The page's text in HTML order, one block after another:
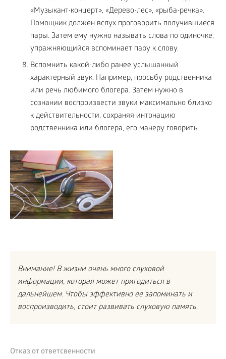
«Музыкант-концерт», «Дерево-лес», «рыба-речка».
Помощник должен вслух проговорить получившиеся
пары. Затем ему нужно называть слова по одиночке,
упражняющийся вспоминает пару к слову.
Вспомнить какой-либо ранее услышанный
характерный звук. Например, просьбу родственника
или речь любимого блогера. Затем нужно в
сознании воспроизвести звуки максимально близко
к действительности, сохраняя интонацию
родственника или блогера, его манеру говорить.
Внимание! В жизни очень много слуховой
информации, которая может пригодиться в
дальнейшем. Чтобы эффективно ее запоминать и
воспроизводить, стоит развивать слуховую память.
Отказ от ответсвенности